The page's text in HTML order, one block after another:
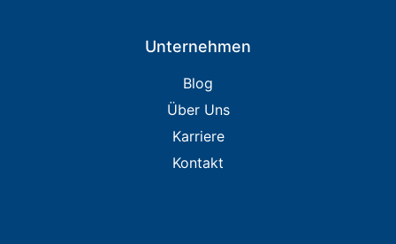
Unternehmen
Blog
Über Uns
Karriere
Kontakt